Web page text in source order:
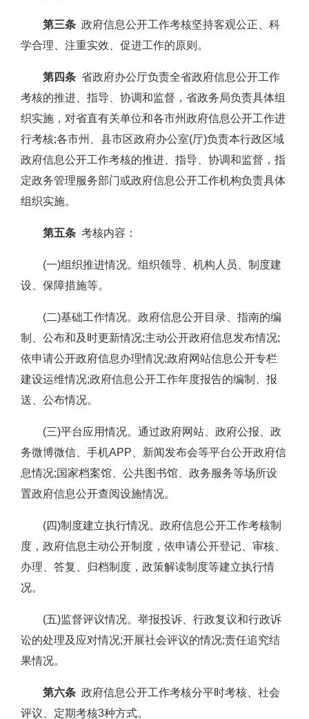
第三条 政府信息公开工作考核坚持客观公正、科
学合理、注重实效、促进工作的原则。
第四条 省政府办公厅负责全省政府信息公开工作
考核的推进、指导、协调和监督，省政务局负责具体组
织实施，对省直有关单位和各市州政府信息公开工作进
行考核;各市州、县市区政府办公室(厅)负责本行政区域
政府信息公开工作考核的推进、指导、协调和监督，指
定政务管理服务部门或政府信息公开工作机构负责具体
组织实施。
第五条 考核内容：
(一)组织推进情况。组织领导、机构人员、制度建
设、保障措施等。
(二)基础工作情况。政府信息公开目录、指南的编
制、公布和及时更新情况;主动公开政府信息发布情况;
依申请公开政府信息办理情况;政府网站信息公开专栏
建设运维情况;政府信息公开工作年度报告的编制、报
送、公布情况。
(三)平台应用情况。通过政府网站、政府公报、政
务微博微信、手机APP、新闻发布会等平台公开政府信
息情况;国家档案馆、公共图书馆、政务服务等场所设
置政府信息公开查阅设施情况。
(四)制度建立执行情况。政府信息公开工作考核制
度，政府信息主动公开制度，依申请公开登记、审核、
办理、答复、归档制度，政策解读制度等建立执行情
况。
(五)监督评议情况。举报投诉、行政复议和行政诉
讼的处理及应对情况;开展社会评议的情况;责任追究结
果情况。
第六条 政府信息公开工作考核分平时考核、社会
评议、定期考核3种方式。